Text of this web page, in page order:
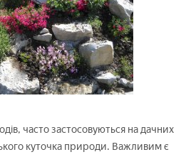
часто застосовуються на дачних
куточка природи. Важливим є